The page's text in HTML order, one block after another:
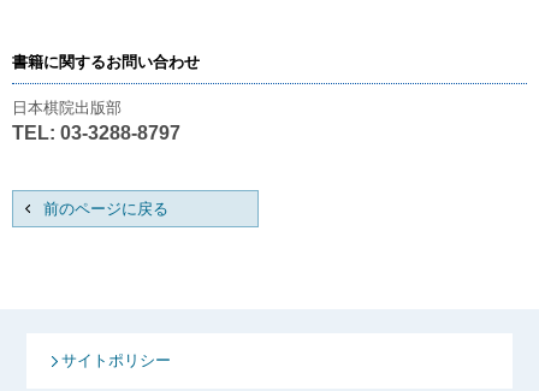
書籍に関するお問い合わせ
日本棋院出版部
TEL: 03-3288-8797
前のページに戻る
サイトポリシー